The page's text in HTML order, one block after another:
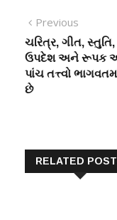
Post
Previous
post:
ચરિત્ર, ગીત, સ્તુતિ,
ઉપદેશ અને રૂપક
પાંચ તત્ત્વો
છે
RELATED